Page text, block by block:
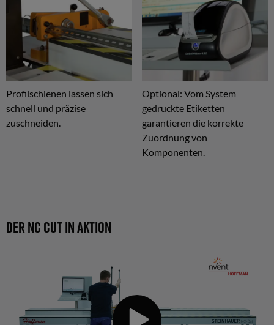
Profilschienen lassen sich
schnell und präzise
zuschneiden.
Optional: Vom System
gedruckte Etiketten
garantieren die korrekte
Zuordnung von
Komponenten.
Der NC CUT in Aktion